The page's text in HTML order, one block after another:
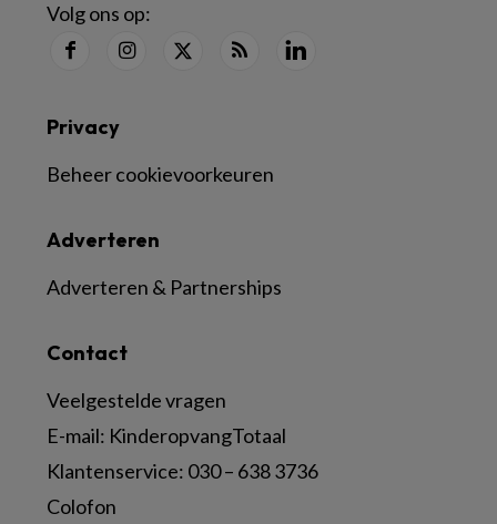
Volg ons op:
Contact
Veelgestelde vragen
E-mail: KinderopvangTotaal
Klantenservice: 030 – 638 3736
Colofon
Adverteren
Adverteren & Partnerships
Privacy
Beheer cookievoorkeuren